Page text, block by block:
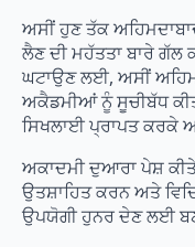
ਅਸੀਂ ਹੁਣ ਤੱਕ
ਲੈਣ ਦੀ ਮਹੱਤਤਾ ਬਾਰੇ ਗੱਲ
ਘਟਾਉਣ ਲਈ, ਅਸੀਂ
ਅਕੈਡਮੀਆਂ ਨੂੰ ਸੂਚੀਬੱਧ
ਸਿਖਲਾਈ ਪ੍ਰਾਪਤ ਕਰਕੇ
ਅਕਾਦਮੀ ਦੁਆਰਾ ਪੇਸ਼
ਉਤਸ਼ਾਹਿਤ ਕਰਨ ਅਤੇ
ਉਪਯੋਗੀ ਹੁਨਰ ਦੇਣ ਲਈ